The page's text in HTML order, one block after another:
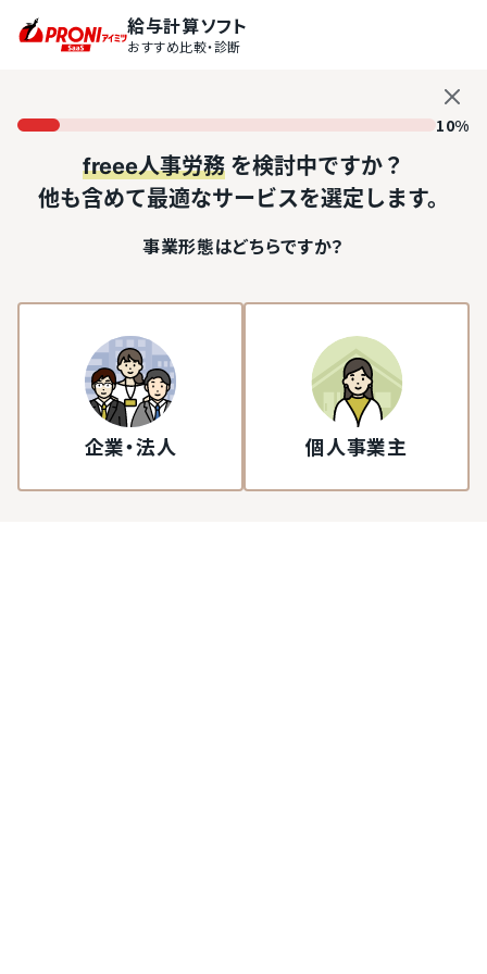
給与計算ソフト
おすすめ比較・診断
10%
freee人事労務 を検討中ですか？
他も含めて最適なサービスを選定します。
事業形態はどちらですか？
企業・法人 個人事業主